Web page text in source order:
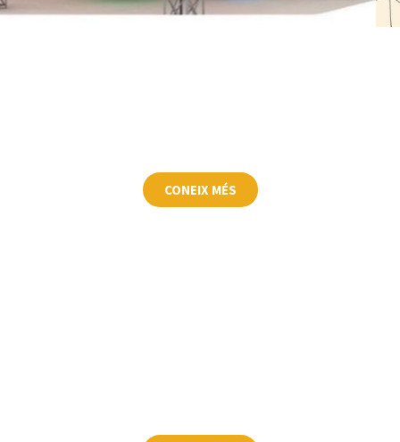
CONEIX MÉS